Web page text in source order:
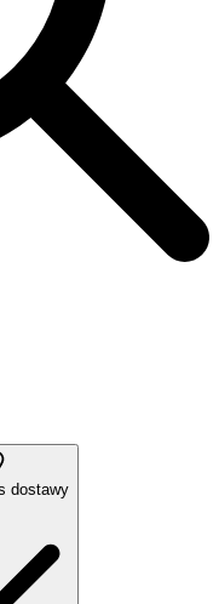
dostawy